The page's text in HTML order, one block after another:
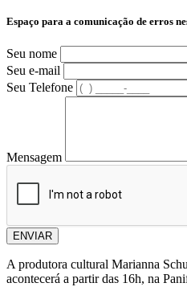
Espaço para a comunicação de erros
Seu nome
Seu e-mail
Seu Telefone
Mensagem
ENVIAR
A produtora cultural Marianna
acontecerá a partir das 16h, na